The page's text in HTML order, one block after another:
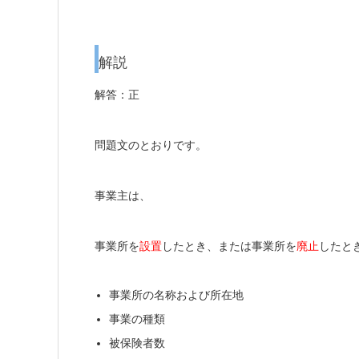
解説
解答：正
問題文のとおりです。
事業主は、
事業所を設置したとき、または事業所を廃止 したと
事業所の名称および所在地
事業の種類
被保険者数